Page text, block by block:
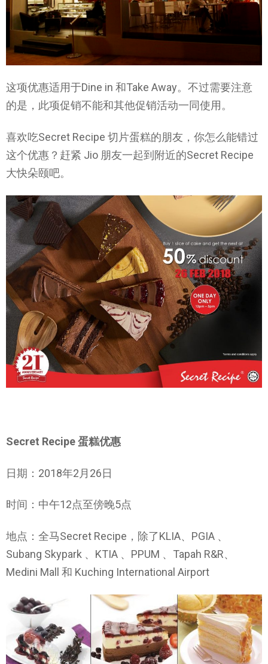
这项优惠适用于Dine in 和Take Away。不过需要注意
的是，此项促销不能和其他促销活动一同使用。
喜欢吃Secret Recipe 切片蛋糕的朋友，你怎么能错过
这个优惠？赶紧 Jio 朋友一起到附近的Secret Recipe
大快朵颐吧。
Secret Recipe 蛋糕优惠
日期：2018年2月26日
时间：中午12点至傍晚5点
地点：全马Secret Recipe，除了KLIA、PGIA 、
Subang Skypark 、KTIA 、PPUM 、Tapah R&R、
Medini Mall 和 Kuching International Airport